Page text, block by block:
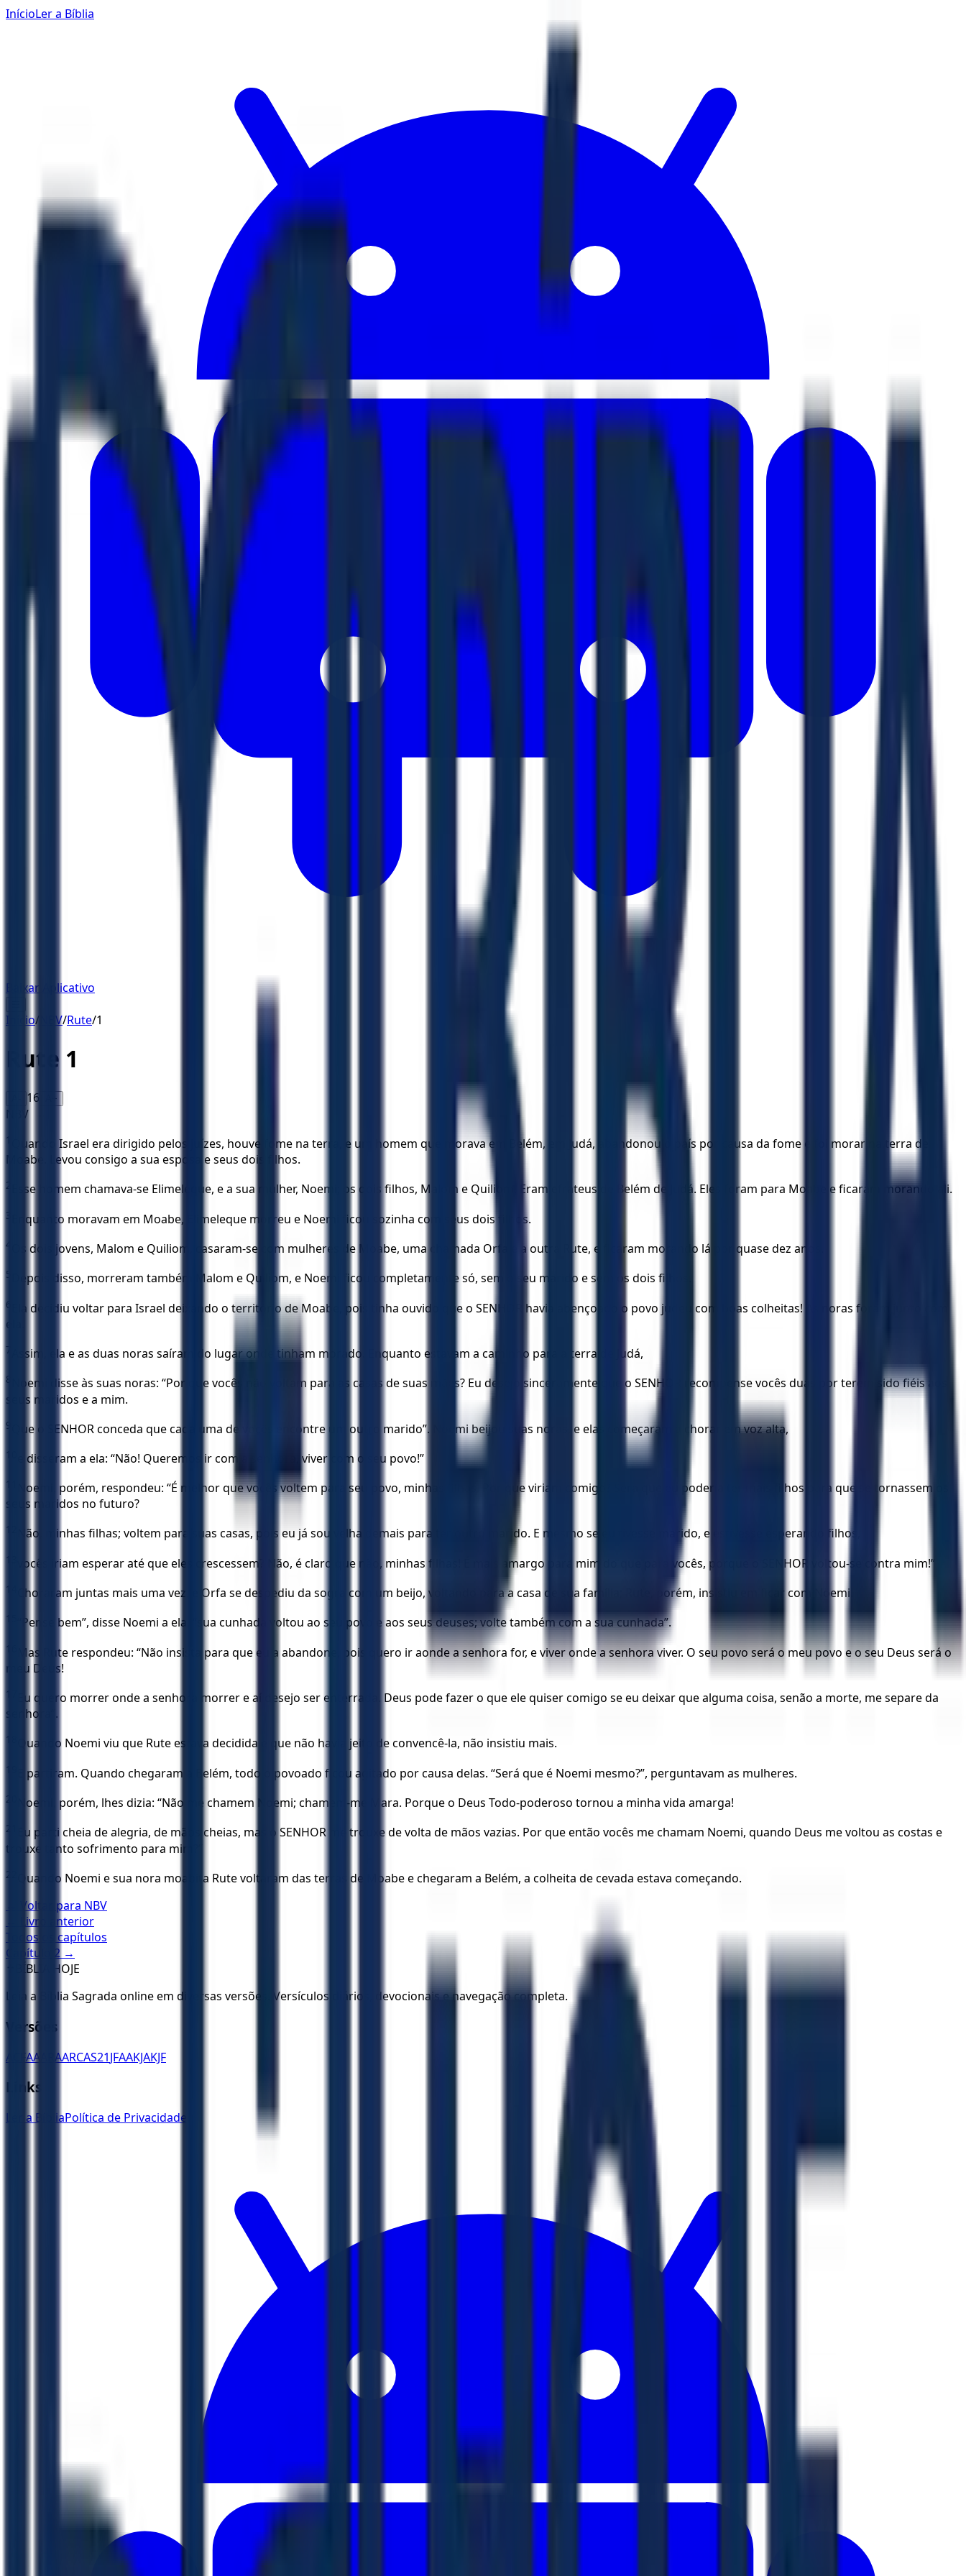
InícioLer a Bíblia
Baixar Aplicativo
Início/ NBV/Rute/1
Rute 1
16 A+
NBV
1
Quando Israel era dirigido pelos juízes, houve fome na terra, e um homem que morava em Belém, em Judá, abandonou o país por causa da fome e foi morar na terra de
Moabe. Levou consigo a sua esposa e seus dois filhos.
2 Esse homem chamava-se Elimeleque, e a sua mulher, Noemi; os dois filhos, Malom e Quiliom. Eram efrateus de Belém de Judá. Eles foram para Moabe e ficaram morando ali.
3 Enquanto moravam em Moabe, Elimeleque morreu e Noemi ficou sozinha com seus dois filhos.
4 Os dois jovens, Malom e Quiliom, casaram-se com mulheres de Moabe, uma chamada Orfa e a outra Rute, e ficaram morando lá por quase dez anos.
5 Depois disso, morreram também Malom e Quiliom, e Noemi ficou completamente só, sem o seu marido e sem os dois filhos.
6
Ela decidiu voltar para Israel deixando o território de Moabe, pois tinha ouvido que o SENHOR havia abençoado o povo judeu com boas colheitas! As noras foram junto com
ela.
7 Assim, ela e as duas noras saíram do lugar onde tinham morado. Enquanto estavam a caminho para a terra de Judá,
8
Noemi disse às suas noras: “Por que vocês não voltam para as casas de suas mães? Eu desejo sinceramente que o SENHOR recompense vocês duas por terem sido fiéis aos
seus maridos e a mim.
9 Que o SENHOR conceda que cada uma de vocês encontre um outro marido”. Noemi beijou suas noras, e elas começaram a chorar em voz alta,
10 e disseram a ela: “Não! Queremos ir com a senhora, viver com o seu povo!”
11
Noemi, porém, respondeu: “É melhor que vocês voltem para seu povo, minhas filhas. Por que viriam comigo? Será que eu poderia ter mais filhos para que se tornassem os
seus maridos no futuro?
12 Não, minhas filhas; voltem para suas casas, pois eu já sou velha demais para ter outro marido. E mesmo se eu tivesse marido, e estivesse esperando filhos,
13 vocês iriam esperar até que eles crescessem? Não, é claro que não, minhas filhas! É mais amargo para mim do que para vocês, porque o SENHOR voltou-se contra mim!”
14 Choraram juntas mais uma vez, e Orfa se despediu da sogra com um beijo, voltando para a casa de sua família; Rute, porém, insistiu em ficar com Noemi.
15 “Pense bem”, disse Noemi a ela, “sua cunhada voltou ao seu povo e aos seus deuses; volte também com a sua cunhada”.
16
Mas Rute respondeu: “Não insista para que eu a abandone, pois quero ir aonde a senhora for, e viver onde a senhora viver. O seu povo será o meu povo e o seu Deus será o
meu Deus!
17
Eu quero morrer onde a senhora morrer e aí desejo ser enterrada. Deus pode fazer o que ele quiser comigo se eu deixar que alguma coisa, senão a morte, me separe da
senhora”.
18 Quando Noemi viu que Rute estava decidida e que não havia jeito de convencê-la, não insistiu mais.
19 E partiram. Quando chegaram a Belém, todo o povoado ficou agitado por causa delas. “Será que é Noemi mesmo?”, perguntavam as mulheres.
20 Noemi, porém, lhes dizia: “Não me chamem Noemi; chamem-me Mara. Porque o Deus Todo-poderoso tornou a minha vida amarga!
21
Eu parti cheia de alegria, de mãos cheias, mas o SENHOR me trouxe de volta de mãos vazias. Por que então vocês me chamam Noemi, quando Deus me voltou as costas e
trouxe tanto sofrimento para mim?”
22
Quando Noemi e sua nora moabita Rute voltaram das terras de Moabe e chegaram a Belém, a colheita de cevada estava começando.
← Voltar para NBV
← Livro anterior
Todos os capítulos
Capítulo
2 →
BÍBLIA HOJE
Leia a Bíblia Sagrada online em diversas versões. Versículos diários, devocionais e navegação completa.
Versões
ACFAA ARAARCAS21JFAAKJAKJF
Links
Ler a BíbliaPolítica de Privacidade